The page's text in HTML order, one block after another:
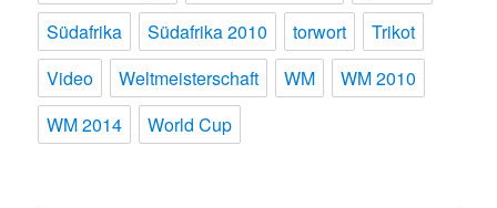
Südafrika
Südafrika 2010 torwort
Trikot
Video
Weltmeisterschaft WM
WM 2010
WM 2014
World Cup